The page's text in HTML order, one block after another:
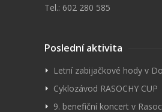
Tel.: 602 280 585
Poslední aktivita
Letní zabijačkové hody v
Cyklozávod RASOCHY CUP
9. benefiční koncert v